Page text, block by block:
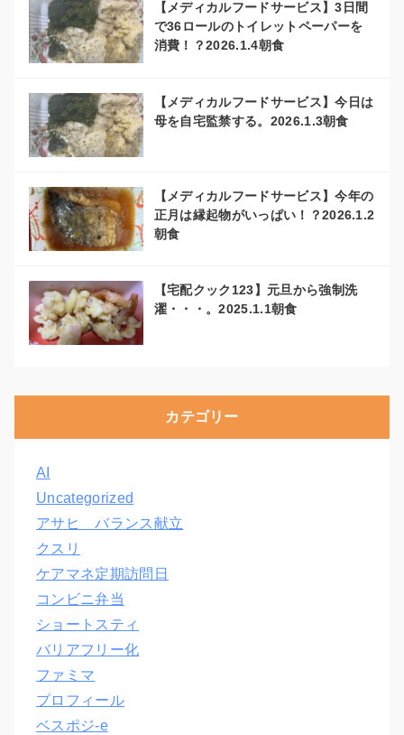
【メディカルフードサービス】3日間
で36ロールのトイレットペーパーを
消費！？2026.1.4朝食
【メディカルフードサービス】今日は
母を自宅監禁する。2026.1.3朝食
【メディカルフードサービス】今年の
正月は縁起物がいっぱい！？2026.1.2
朝食
【宅配クック123】元旦から強制洗
濯・・・。2025.1.1朝食
カテゴリー
AI
Uncategorized
アサヒ バランス献立
クスリ
ケアマネ定期訪問日
コンビニ弁当
ショートスティ
バリアフリー化
ファミマ
プロフィール
ベスポジ-e